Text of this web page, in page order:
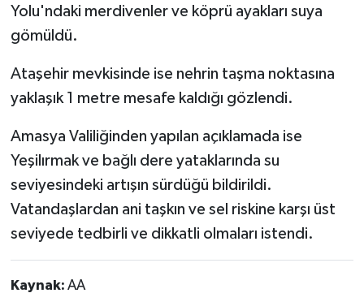
Yolu'ndaki merdivenler ve köprü ayakları suya
gömüldü.
Ataşehir mevkisinde ise nehrin taşma noktasına
yaklaşık 1 metre mesafe kaldığı gözlendi.
Amasya Valiliğinden yapılan açıklamada ise
Yeşilırmak ve bağlı dere yataklarında su
seviyesindeki artışın sürdüğü bildirildi.
Vatandaşlardan ani taşkın ve sel riskine karşı üst
seviyede tedbirli ve dikkatli olmaları istendi.
Kaynak: AA